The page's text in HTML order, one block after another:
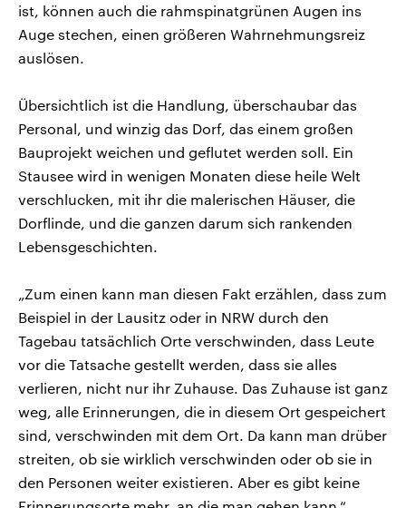
ist, können auch die rahmspinatgrünen Augen ins
Auge stechen, einen größeren Wahrnehmungsreiz
auslösen.
Übersichtlich ist die Handlung, überschaubar das
Personal, und winzig das Dorf, das einem großen
Bauprojekt weichen und geflutet werden soll. Ein
Stausee wird in wenigen Monaten diese heile Welt
verschlucken, mit ihr die malerischen Häuser, die
Dorflinde, und die ganzen darum sich rankenden
Lebensgeschichten.
„Zum einen kann man diesen Fakt erzählen, dass zum
Beispiel in der Lausitz oder in NRW durch den
Tagebau tatsächlich Orte verschwinden, dass Leute
vor die Tatsache gestellt werden, dass sie alles
verlieren, nicht nur ihr Zuhause. Das Zuhause ist ganz
weg, alle Erinnerungen, die in diesem Ort gespeichert
sind, verschwinden mit dem Ort. Da kann man drüber
streiten, ob sie wirklich verschwinden oder ob sie in
den Personen weiter existieren. Aber es gibt keine